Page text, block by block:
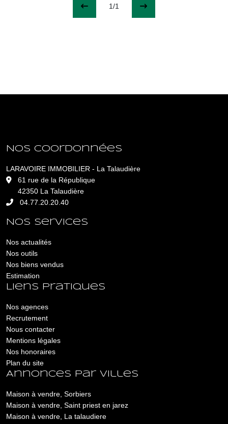
1/1
Nos coordonnées
LARAVOIRE IMMOBILIER - La Talaudière
61 rue de la République
42350 La Talaudière
04.77.20.20.40
Nos services
Nos actualités
Nos outils
Nos biens vendus
Estimation
Liens pratiques
Nos agences
Recrutement
Nous contacter
Mentions légales
Nos honoraires
Plan du site
Annonces par villes
Maison à vendre, Sorbiers
Maison à vendre, Saint priest en jarez
Maison à vendre, La talaudiere